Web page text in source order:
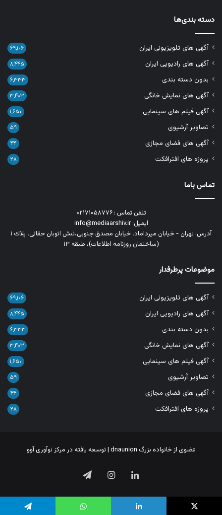
دسته بندی‌ها
آگهی های تلویزیونی ایران ۶۹,۱۰۶
آگهی های رادیویی ایران ۸,۴۴۵
بدون دسته بندی ۶,۳۳۳
آگهی های نمایش خانگی ۳,۴۰۳
آگهی فیلم های سینمایی ۱,۶۵۰
تصاویر آرشیوی ۵۹
آگهی های فضای مجازی ۴۴
پروژه های افترافکت ۲۸
تماس باما
تلفن تماس : ۰۲۱۷۱۰۵۸۷۷۶
ایمیل: info@mediaarshiv.ir
آدرس: تهران - خیابان میرداماد، خیابان مصدق جنوبی،نبش اتوبان حقانی، پلاك ١
(ساختمان روزنامه اطلاعات)، طبقه ۱۳
موضوعات پرطرفدار
آگهی های تلویزیونی ایران ۶۹,۱۰۶
آگهی های رادیویی ایران ۸,۴۴۵
بدون دسته بندی ۶,۳۳۳
آگهی های نمایش خانگی ۳,۴۰۳
آگهی فیلم های سینمایی ۱,۶۵۰
تصاویر آرشیوی ۵۹
آگهی های فضای مجازی ۴۴
پروژه های افترافکت ۲۸
عضوی از خانواده بزرگ dnaunion | توسعه یافته در مرکز نوآوری آوو
لینکدیناینستاگرامتلگرام